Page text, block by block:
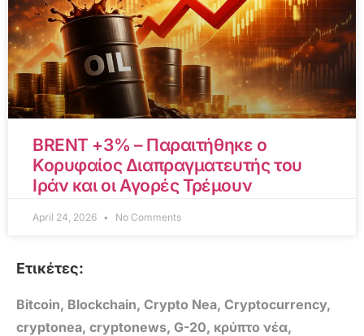
BRENT +3% – Παραιτήθηκε ο
Κορυφαίος Διαπραγματευτής του
Ιράν και οι Αγορές Τρέμουν
April 24, 2026 No Comments
Ετικέτες:
Bitcoin, Blockchain, Crypto Nea, Cryptocurrency,
cryptonea, cryptonews, G-20, κρύπτο νέα,